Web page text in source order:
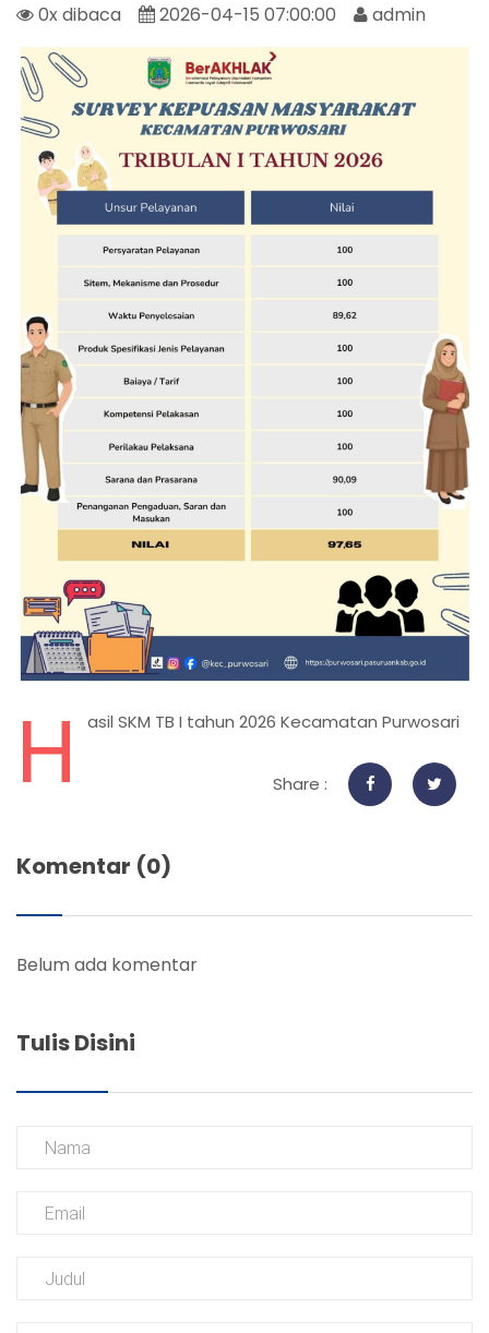
0x dibaca 2026-04-15 07:00:00 admin
H asil SKM TB I tahun 2026 Kecamatan Purwosari
Share :
Komentar (0)
Belum ada komentar
Tulis Disini